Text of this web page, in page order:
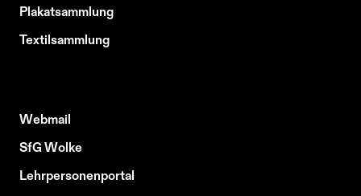
Plakatsammlung
Textilsammlung
Webmail
SfG Wolke
Lehrpersonenportal